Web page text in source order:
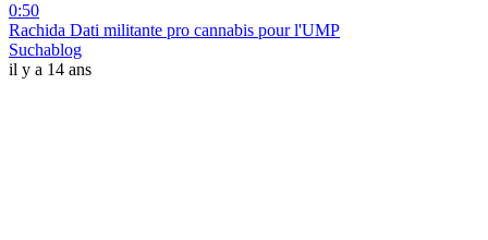
0:50
Rachida Dati militante pro cannabis pour l'UMP
Suchablog
il y a 14 ans